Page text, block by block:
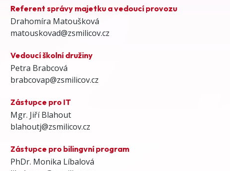
Referent správy majetku a vedoucí provozu
Drahomíra Matoušková
matouskovad@zsmilicov.cz
Vedoucí školní družiny
Petra Brabcová
brabcovap@zsmilicov.cz
Zástupce pro IT
Mgr. Jiří Blahout
blahoutj@zsmilicov.cz
Zástupce pro bilingvní program
PhDr. Monika Líbalová